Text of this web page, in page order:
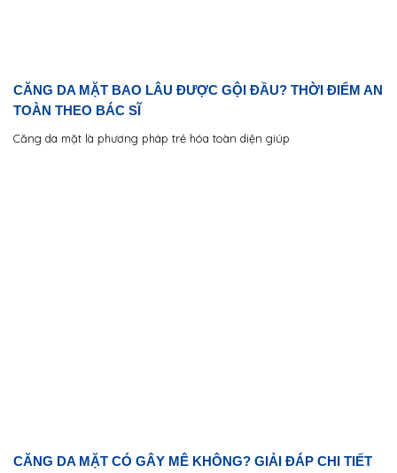
CĂNG DA MẶT BAO LÂU ĐƯỢC GỘI ĐẦU? THỜI ĐIỂM AN
TOÀN THEO BÁC SĨ
Căng da mặt là phương pháp trẻ hóa toàn diện giúp
CĂNG DA MẶT CÓ GÂY MÊ KHÔNG? GIẢI ĐÁP CHI TIẾT